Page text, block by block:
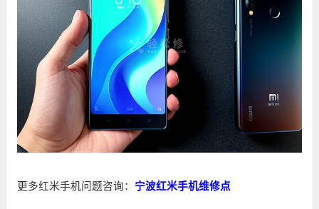
更多红米手机问题咨询： 宁波红米手机维修点